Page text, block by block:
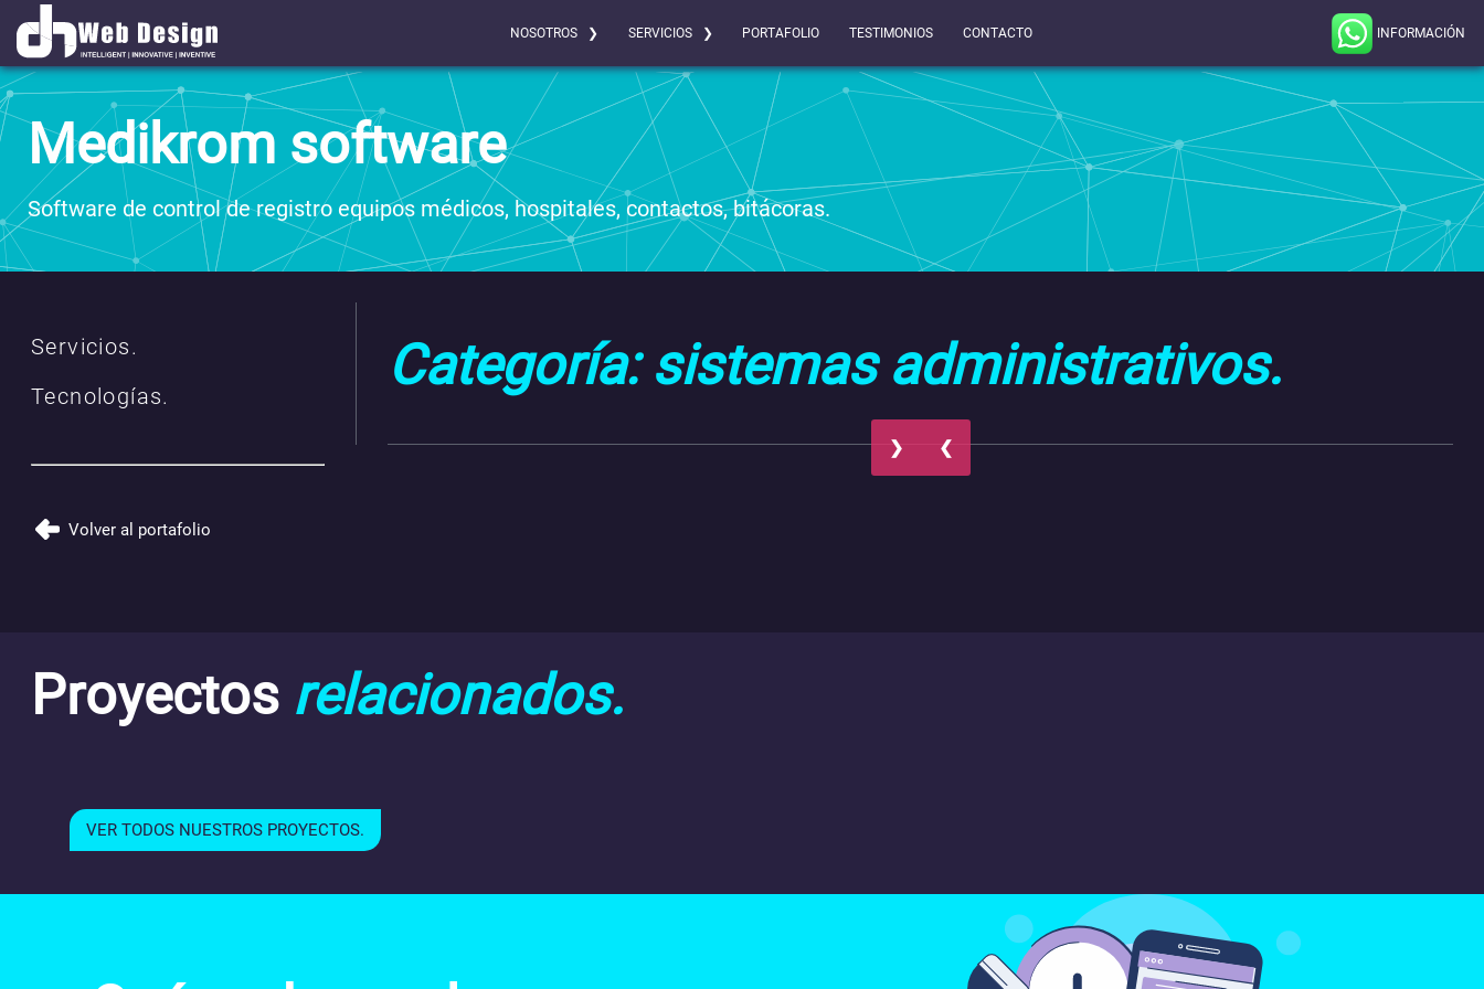
NOSOTROS ❯ SERVICIOS ❯ PORTAFOLIO TESTIMONIOS CONTACTO INFORMACIÓN
Medikrom software
Software de control de registro equipos médicos, hospitales, contactos, bitácoras.
Servicios.
Tecnologías.
Volver al portafolio
Categoría: sistemas administrativos.
❮
❯
Proyectos relacionados.
VER TODOS NUESTROS PROYECTOS.